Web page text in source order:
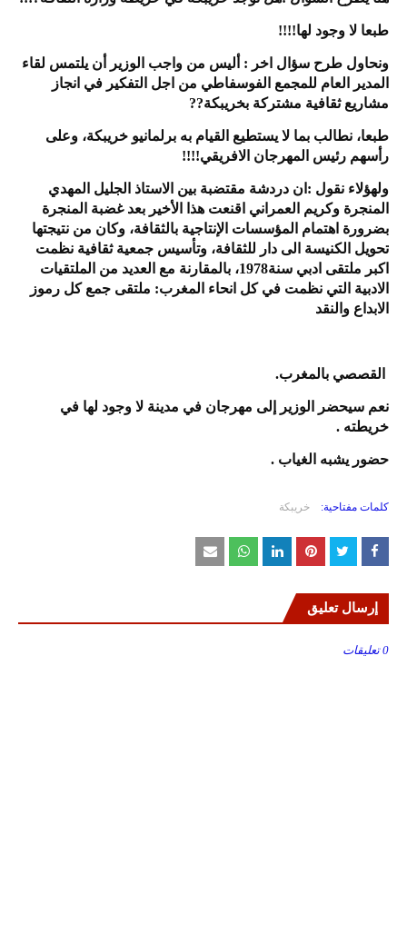
طبعا لا وجود لها!!!!
ونحاول طرح سؤال اخر : أليس من واجب الوزير أن يلتمس لقاء
المدير العام للمجمع الفوسفاطي من اجل التفكير في انجاز
مشاريع ثقافية مشتركة بخريبكة??
طبعا، نطالب بما لا يستطيع القيام به برلمانيو خريبكة، وعلى
رأسهم رئيس المهرجان الافريقي!!!!
ولهؤلاء نقول :ان دردشة مقتضبة بين الاستاذ الجليل المهدي
المنجرة وكريم العمراني اقنعت هذا الأخير بعد غضبة المنجرة
بضرورة اهتمام المؤسسات الإنتاجية بالثقافة، وكان من نتيجتها
تحويل الكنيسة الى دار للثقافة، وتأسيس جمعية ثقافية نظمت
اكبر ملتقى ادبي سنة1978، بالمقارنة مع العديد من الملتقيات
الادبية التي نظمت في كل انحاء المغرب: ملتقى جمع كل رموز
الابداع والنقد
القصصي بالمغرب.
نعم سيحضر الوزير إلى مهرجان في مدينة لا وجود لها في
خريطته .
حضور يشبه الغياب .
كلمات مفتاحية: خريبكة
إرسال تعليق
0 تعليقات